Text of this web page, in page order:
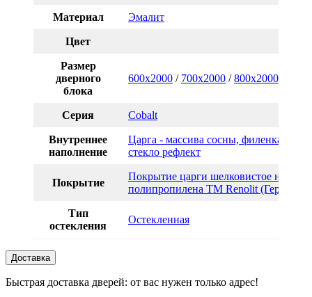
Материал Эмалит
Цвет
Размер
дверного
блока
600x2000 / 700x2000 /800x2000
Серия Cobalt
Внутреннее
наполнение
Царга - массива сосны, филенка
стекло рефлект
Покрытие
Покрытие царги шелковистое на
полипропилена TM Renolit (Германия)
Тип
остекления
Остекленная
Доставка
Быстрая доставка дверей: от вас нужен только адрес!